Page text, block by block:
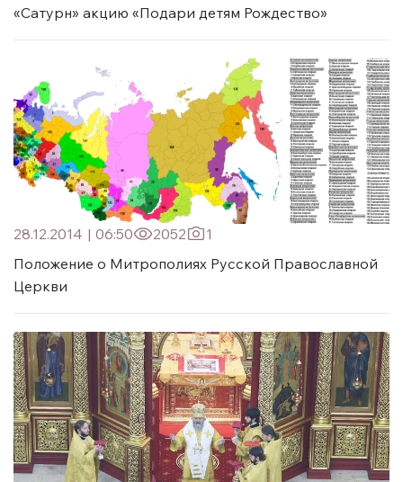
«Сатурн» акцию «Подари детям Рождество»
28.12.2014 | 06:50 2052
1
Положение о Митрополиях Русской Православной
Церкви